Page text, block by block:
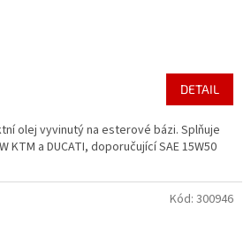
DETAIL
olej vyvinutý na esterové bázi. Splňuje
a DUCATI, doporučující SAE 15W50
Kód: 300946